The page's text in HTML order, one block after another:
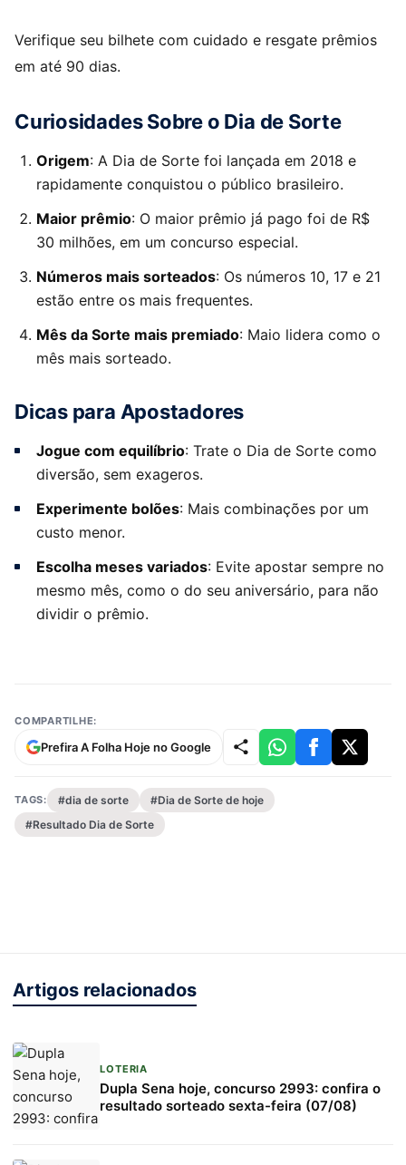
Verifique seu bilhete com cuidado e resgate prêmios
em até 90 dias.
Curiosidades Sobre o Dia de Sorte
Origem: A Dia de Sorte foi lançada em 2018 e
rapidamente conquistou o público brasileiro.
Maior prêmio: O maior prêmio já pago foi de R$
30 milhões, em um concurso especial.
Números mais sorteados: Os números 10, 17 e 21
estão entre os mais frequentes.
Mês da Sorte mais premiado: Maio lidera como o
mês mais sorteado.
Dicas para Apostadores
Jogue com equilíbrio: Trate o Dia de Sorte como
diversão, sem exageros.
Experimente bolões: Mais combinações por um
custo menor.
Escolha meses variados: Evite apostar sempre no
mesmo mês, como o do seu aniversário, para não
dividir o prêmio.
COMPARTILHE:
Prefira A Folha Hoje no Google
TAGS: #dia de sorte
#Dia de Sorte de hoje
#Resultado Dia de Sorte
Artigos relacionados
LOTERIA
Dupla Sena hoje, concurso 2993: confira o
resultado sorteado sexta-feira (07/08)